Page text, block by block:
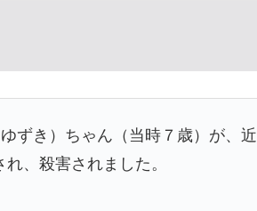
ずき）ちゃん（当時７歳）が、
、殺害されました。